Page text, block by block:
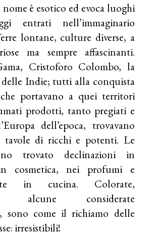
nome è esotico ed evoca luoghi
entrati nell’immaginario
lontane, culture diverse, a
ma sempre affascinanti.
Cristoforo Colombo, la
Indie; tutti alla conquista
portavano a quei territori
prodotti, tanto pregiati e
dell’epoca, trovavano
tavole di ricchi e potenti. Le
trovato declinazioni in
cosmetica, nei profumi e
in cucina. Colorate,
alcune considerate
sono come il richiamo delle
irresistibili!